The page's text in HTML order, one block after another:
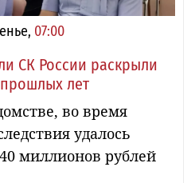
07:00
СК России раскрыли
лет
во время
удалось
миллионов рублей